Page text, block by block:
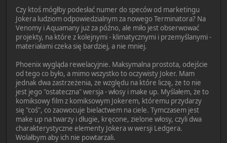
Czy ktoś mógłby podesłać numer do speców od marketingu
Jokera ludziom odpowiedzialnym za nowego Terminatora? Na
Venomy i Aquamany już za późno, ale miło jest obserwować
projekty, na które z kolejnymi - klimatycznymi i przemyślanymi -
materiałami czeka się bardziej, a nie mniej.
Phoenix wygląda rewelacyjnie. Maksymalna prostota, odejście
od tego co było, a mimo wszystko to oczywisty Joker. Mam
jednak dwa zastrzeżenia, ze względu na które liczę, że to nie
jest jego "ostateczna" wersja - włosy i make up. Myślałem, że to
komiksowy film z komiksowym Jokerem, któremu przydarzy
się "coś", co zaowocuje bielactwem na ciele. Tymczasem jest
make up na twarzy i długie, kręcone, zielone włosy, czyli dwa
charakterystyczne elementy Jokera w wersji Ledgera.
Wolałbym aby ich nie powtarzali.